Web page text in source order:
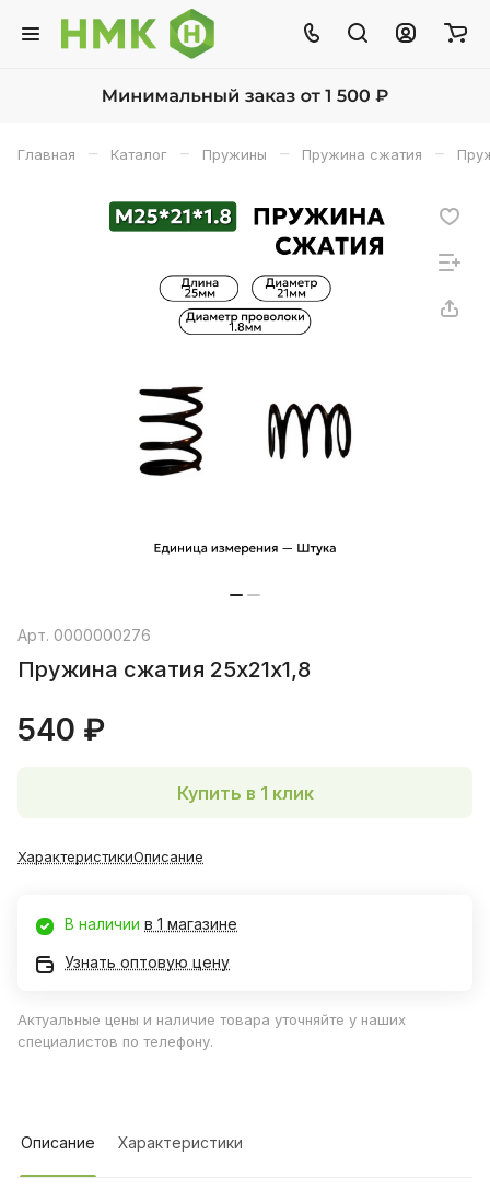
Главная – Каталог – Пружины – Пружина сжатия –
Арт. 0000000276
Пружина сжатия 25х21х1,8
540 ₽
Купить в 1 клик
ХарактеристикиОписание
В наличии в 1 магазине
Узнать оптовую цену
Актуальные цены и наличие товара уточняйте у наших
специалистов по телефону.
Описание Характеристики